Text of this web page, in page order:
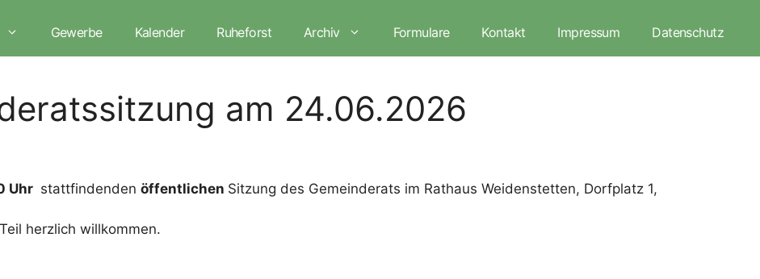
Gewerbe Kalender Ruheforst Archiv Formulare Kontakt Impressum Datenschutz
am 24.06.2026
Uhr stattfindenden öffentlichen Sitzung des Gemeinderats im Rathaus Weidenstetten, Dorfplatz 1,
herzlich willkommen.